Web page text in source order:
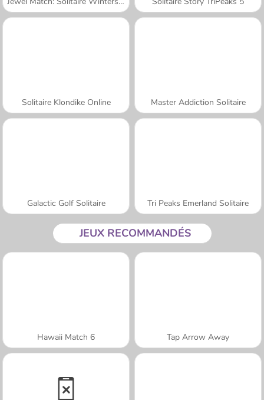
Solitaire Klondike Online Master Addiction Solitaire
Galactic Golf Solitaire Tri Peaks Emerland Solitaire
JEUX RECOMMANDÉS
Hawaii Match 6 Tap Arrow Away